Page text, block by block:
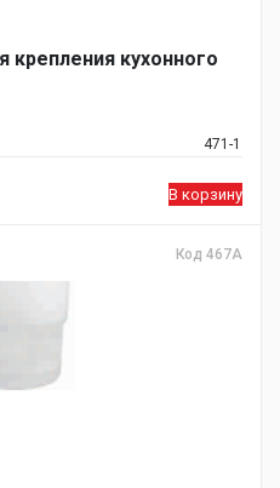
крепления кухонного
471-1
В корзину
Код 467A